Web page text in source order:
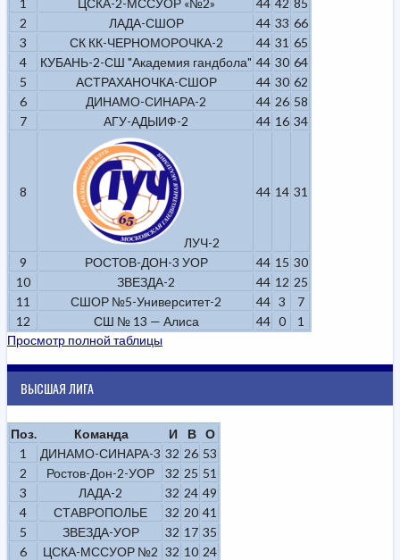
1
ЦСКА-2-МССУОР «№2» 44 42 85
2
ЛАДА-СШОР 44 33 66
3
СК КК-ЧЕРНОМОРОЧКА-2 44 31 65
4
КУБАНЬ-2-СШ "Академия гандбола" 44 30 64
5
АСТРАХАНОЧКА-СШОР 44 30 62
6
ДИНАМО-СИНАРА-2 44 26 58
7
АГУ-АДЫИФ-2 44 16 34
8
ЛУЧ-2
44 14 31
9 РОСТОВ-ДОН-3 УОР 44 15 30
10
ЗВЕЗДА-2 44 12 25
11
СШОР №5-Университет-2 44 3
7
12
СШ № 13 — Алиса 44 0
1
Просмотр полной таблицы
ВЫСШАЯ ЛИГА
Поз. Команда И В
О
1
ДИНАМО-СИНАРА-3 32 26 53
2
Ростов-Дон-2-УОР 32 25 51
3
ЛАДА-2 32 24 49
4
СТАВРОПОЛЬЕ 32 20 41
5
ЗВЕЗДА-УОР 32 17 35
6
ЦСКА-МССУОР №2 32 10 24